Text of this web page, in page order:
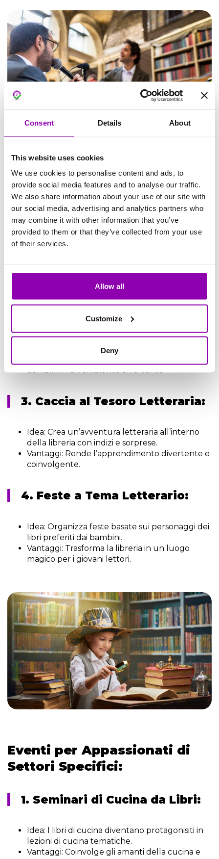
Consent Details About
This website uses cookies
We use cookies to personalise content and ads, to
provide social media features and to analyse our traffic.
We also share information about your use of our site with
our social media, advertising and analytics partners who
may combine it with other information that you’ve
provided to them or that they’ve collected from your use
of their services.
Allow all
Customize
Deny
Eventi per Bambini:
1. Letture Animate:
Idea:Organizza sessioni di letture animate per i
più piccoli, magari coinvolgendo personaggi o
dalla giovane età.
2. Laboratori Creativi:
Idea:Laboratori di disegno, scrittura o
costruzione di storie per stimolare la creatività.
bambini in un ambiente divertente.
3. Caccia al Tesoro Letteraria:
Idea: Crea un’avventura letteraria all’interno
della libreria con indizi e sorprese.
Vantaggi: Rende l’apprendimento divertente e
coinvolgente.
4. Feste a Tema Letterario:
Idea: Organizza feste basate sui personaggi dei
libri preferiti dai bambini.
Vantaggi: Trasforma la libreria in un luogo
magico per i giovani lettori.
Eventi per Appassionati di
Settori Specifici:
1. Seminari di Cucina da Libri:
Idea: I libri di cucina diventano protagonisiti in
lezioni di cucina tematiche.
Vantaggi: Coinvolge gli amanti della cucina e